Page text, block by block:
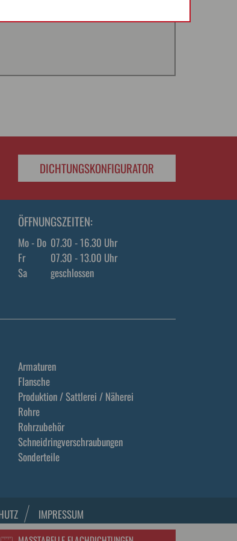
DICHTUNGSKONFIGURATOR
ÖFFNUNGSZEITEN:
Mo - Do 07.30 - 16.30 Uhr
Fr
07.30 - 13.00 Uhr
Sa
geschlossen
Armaturen
Flansche
Produktion / Sattlerei / Näherei
Rohre
Rohrzubehör
Schneidringverschraubungen
Sonderteile
IMPRESSUM